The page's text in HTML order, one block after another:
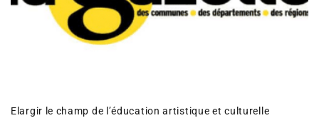
Elargir le champ de l’éducation artistique et culturelle